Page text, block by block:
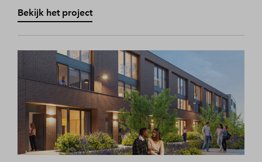
Bekijk het project